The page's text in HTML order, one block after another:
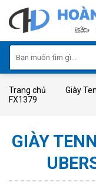
content
kiếm:
Trang chủ
Giày
FX1379
GIÀY